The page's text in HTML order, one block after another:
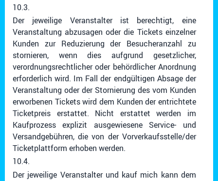
10.3.
Der jeweilige Veranstalter ist berechtigt, eine
Veranstaltung abzusagen oder die Tickets einzelner
Kunden zur Reduzierung der Besucheranzahl zu
stornieren, wenn dies aufgrund gesetzlicher,
verordnungsrechtlicher oder behördlicher Anordnung
erforderlich wird. Im Fall der endgültigen Absage der
Veranstaltung oder der Stornierung des vom Kunden
erworbenen Tickets wird dem Kunden der entrichtete
Ticketpreis erstattet. Nicht erstattet werden im
Kaufprozess explizit ausgewiesene Service- und
Versandgebühren, die von der Vorverkaufsstelle/der
Ticketplattform erhoben werden.
10.4.
Der jeweilige Veranstalter und kauf mich kann dem